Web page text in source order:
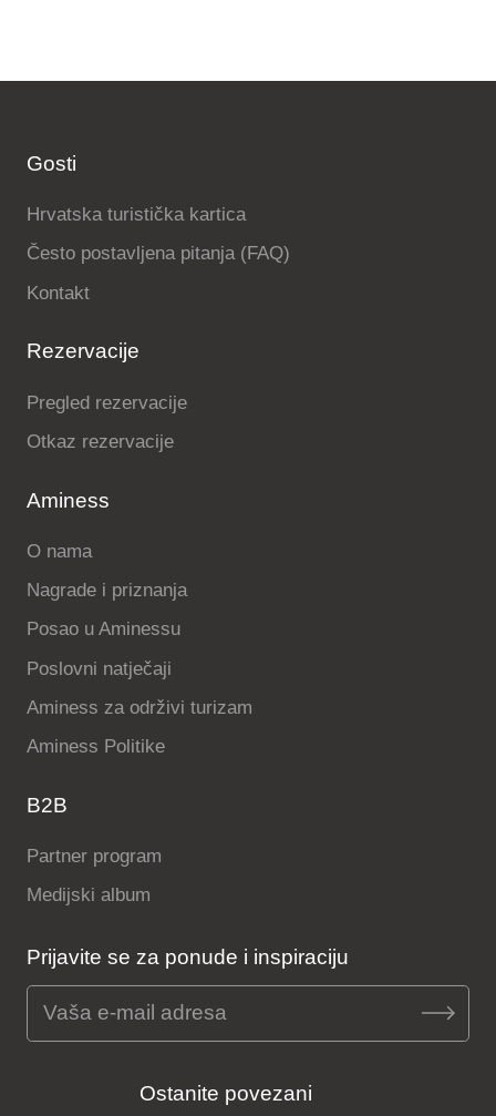
Gosti
Hrvatska turistička kartica
Često postavljena pitanja (FAQ)
Kontakt
Rezervacije
Pregled rezervacije
Otkaz rezervacije
Aminess
O nama
Nagrade i priznanja
Posao u Aminessu
Poslovni natječaji
Aminess za održivi turizam
Aminess Politike
B2B
Partner program
Medijski album
Prijavite se za ponude i inspiraciju
Ostanite povezani